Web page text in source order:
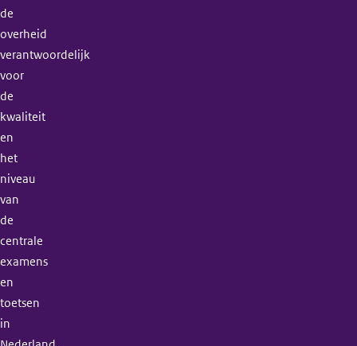
de
overheid
verantwoordelijk
voor
de
kwaliteit
en
het
niveau
van
de
centrale
examens
en
toetsen
in